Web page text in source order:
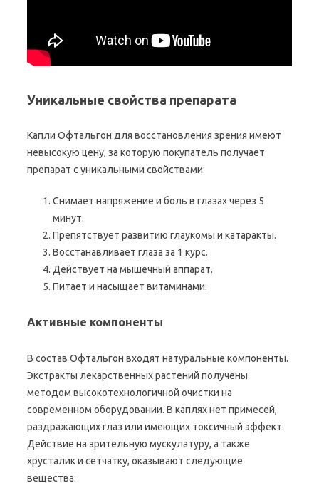
Уникальные свойства препарата
Капли Офтальгон для восстановления зрения имеют
невысокую цену, за которую покупатель получает
препарат с уникальными свойствами:
Снимает напряжение и боль в глазах через 5
минут.
Препятствует развитию глаукомы и катаракты.
Восстанавливает глаза за 1 курс.
Действует на мышечный аппарат.
Питает и насыщает витаминами.
Активные компоненты
В состав Офтальгон входят натуральные компоненты.
Экстракты лекарственных растений получены
методом высокотехнологичной очистки на
современном оборудовании. В каплях нет примесей,
раздражающих глаз или имеющих токсичный эффект.
Действие на зрительную мускулатуру, а также
хрусталик и сетчатку, оказывают следующие
вещества: